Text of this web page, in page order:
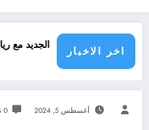
اخر الاخبار
فينيسيوس الجديد مع ريال مدريد
أغسطس 5, 2024 0 تعليقات